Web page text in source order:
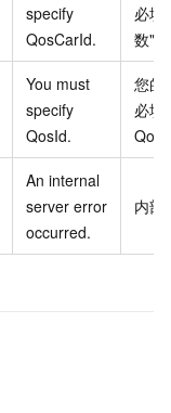
specify
QosCarId.
必填
数
You must
specify
QosId.
您的
必填
An internal
server error
occurred.
内部